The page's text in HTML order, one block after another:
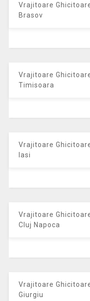
Vrajitoare
Brasov
Vrajitoare
Timisoara
Vrajitoare
Iasi
Vrajitoare
Cluj Napoca
Vrajitoare
Giurgiu